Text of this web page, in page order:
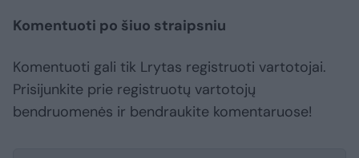
Komentuoti po šiuo straipsniu
Komentuoti gali tik Lrytas registruoti vartotojai.
Prisijunkite prie registruotų vartotojų
bendruomenės ir bendraukite komentaruose!